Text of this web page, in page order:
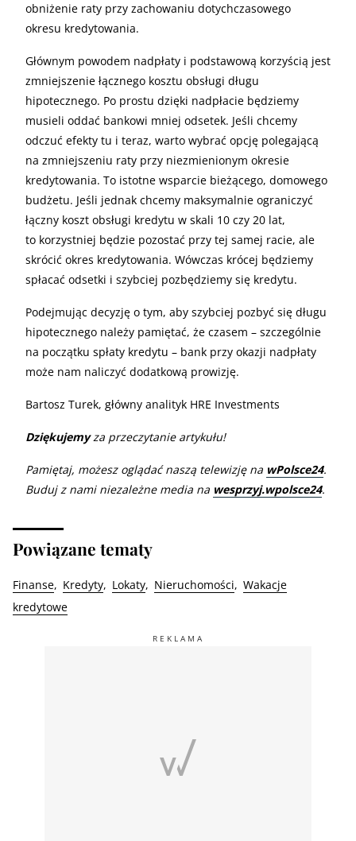
obniżenie raty przy zachowaniu dotychczasowego
okresu kredytowania.
Głównym powodem nadpłaty i podstawową korzyścią jest
zmniejszenie łącznego kosztu obsługi długu
hipotecznego. Po prostu dzięki nadpłacie będziemy
musieli oddać bankowi mniej odsetek. Jeśli chcemy
odczuć efekty tu i teraz, warto wybrać opcję polegającą
na zmniejszeniu raty przy niezmienionym okresie
kredytowania. To istotne wsparcie bieżącego, domowego
budżetu. Jeśli jednak chcemy maksymalnie ograniczyć
łączny koszt obsługi kredytu w skali 10 czy 20 lat,
to korzystniej będzie pozostać przy tej samej racie, ale
skrócić okres kredytowania. Wówczas krócej będziemy
spłacać odsetki i szybciej pozbędziemy się kredytu.
Podejmując decyzję o tym, aby szybciej pozbyć się długu
hipotecznego należy pamiętać, że czasem – szczególnie
na początku spłaty kredytu – bank przy okazji nadpłaty
może nam naliczyć dodatkową prowizję.
Bartosz Turek, główny analityk HRE Investments
Dziękujemyza przeczytanie artykułu!
Pamiętaj, możesz oglądać naszą telewizję na wPolsce24.
Buduj z nami niezależne media na wesprzyj.wpolsce24.
Powiązane tematy
Finanse Kredyty Lokaty Nieruchomości
Wakacje
kredytowe